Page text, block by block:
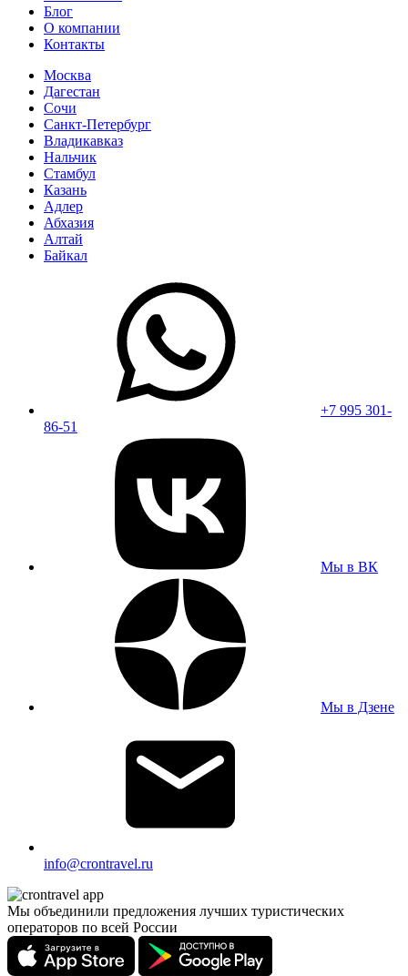
Блог
О компании
Контакты
Москва
Дагестан
Сочи
Санкт-Петербург
Владикавказ
Нальчик
Стамбул
Казань
Адлер
Абхазия
Алтай
Байкал
+7 995 301-
86-51
Мы в ВК
Мы в Дзене
info@crontravel.ru
Мы объединили предложения лучших туристических
операторов по всей России